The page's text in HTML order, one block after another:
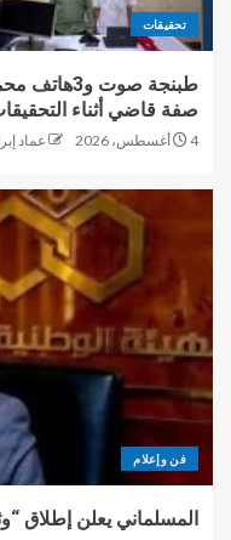
تحقيقات
طبنجة صوت
صفة قاضي أثناء
4 أغسطس، 2026 عماد
فن وإعلام
المسلماني يعلن إطلاق